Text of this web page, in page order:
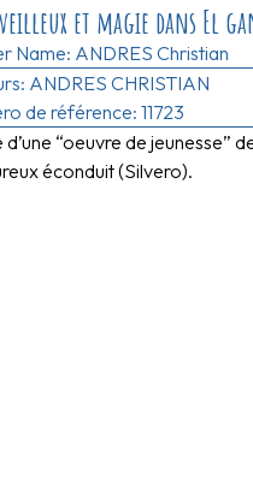
et magie dans El
Name: ANDRES Christian
ANDRES CHRISTIAN
de référence: 11723
d’une “oeuvre de jeunesse”
éconduit (Silvero).